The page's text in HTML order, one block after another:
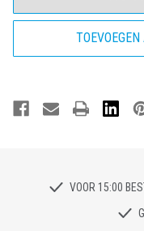
VOOR 15:00